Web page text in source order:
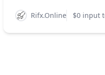
Rifx.Online $0 input